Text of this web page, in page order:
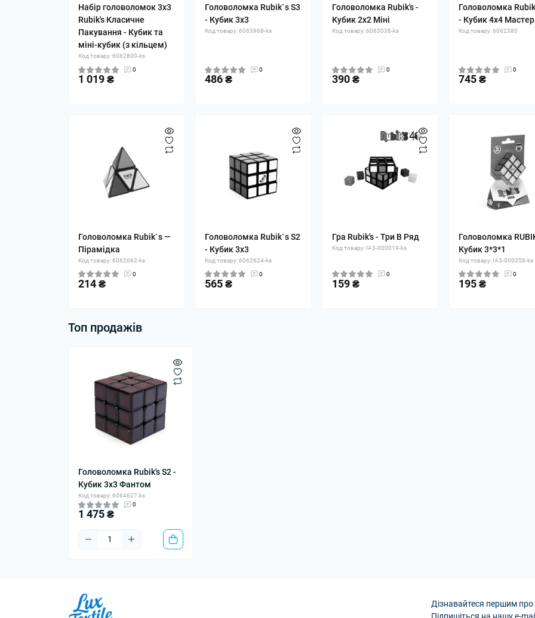
Набір головоломок 3х3
Rubik's Класичне
Пакування - Кубик та
міні-кубик (з кільцем)
Код товару: 6062800-ks
0
1 019 ₴
Головоломка Rubik`s S3
- Кубик 3x3
Код товару: 6063968-ks
0
486 ₴
Головоломка Rubik's -
Кубик 2х2 Міні
Код товару: 6063038-ks
0
390 ₴
Головоломка
- Кубик 4х4 Мастер
Код товару: 6062380
0
745 ₴
Головоломка Rubik`s —
Пірамідка
Код товару: 6062662-ks
0
214 ₴
Головоломка Rubik`s S2
- Кубик 3x3
Код товару: 6062624-ks
0
565 ₴
Гра Rubik's - Три В Ряд
Код товару: IA3-000019-ks
0
159 ₴
Головоломка
Кубик 3*3*1
Код товару: IA3-000358-ks
0
195 ₴
Топ продажів
Головоломка Rubik's S2 -
Кубик 3x3 Фантом
Код товару: 6064627-ks
0
1 475 ₴
Дізнавайтеся першим про